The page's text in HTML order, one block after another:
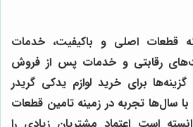
قطعات اصلی و باکیفیت، خدمات
رقابتی و خدمات پس از فروش
برای خرید لوازم یدکی گریدر
سال‌ها تجربه در زمینه تامین قطعات